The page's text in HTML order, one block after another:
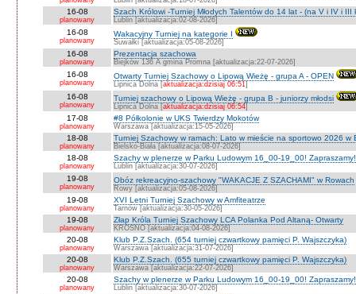
16-08
planowany
Szach Królowi -Turniej Młodych Talentów do 14 lat - (na V i IV i III
Lublin [aktualizacja:02-08-2026]
16-08
planowany
Wakacyjny Turniej na kategorie I
Suwałki [aktualizacja:05-08-2026]
16-08
planowany
Prezentacja szachowa
Biejków 136 A gmina Promna [aktualizacja:22-07-2026]
16-08
planowany
Otwarty Turniej Szachowy o Lipową Wieżę - grupa A - OPEN
Lipnica Dolna [aktualizacja:dzisiaj 06:51]
16-08
planowany
Turniej szachowy o Lipową Wieżę - grupa B - juniorzy młodsi
Lipnica Dolna [aktualizacja:dzisiaj 06:54]
17-08
planowany
#8 Półkolonie w UKS Twierdzy Mokotów
Warszawa [aktualizacja:15-05-2026]
18-08
planowany
Turniej Szachowy w ramach: Lato w mieście na sportowo 2026 w
Bielsko-Biała [aktualizacja:08-07-2026]
18-08
planowany
Szachy w plenerze w Parku Ludowym 16_00-19_00! Zapraszamy!
Lublin [aktualizacja:30-07-2026]
19-08
planowany
Obóz rekreacyjno-szachowy "WAKACJE Z SZACHAMI" w Rowach
Rowy [aktualizacja:05-08-2026]
19-08
planowany
XVI Letni Turniej Szachowy w Amfiteatrze
Tarnów [aktualizacja:30-05-2026]
19-08
planowany
Złap Króla Turniej Szachowy LCA Polanka Pod Altaną- Otwarty
KROSNO [aktualizacja:04-08-2026]
20-08
planowany
Klub P.Z.Szach. (654 turniej czwartkowy pamięci P. Wajszczyka)
Warszawa [aktualizacja:31-07-2026]
20-08
planowany
Klub P.Z.Szach. (655 turniej czwartkowy pamięci P. Wajszczyka)
Warszawa [aktualizacja:22-07-2026]
20-08
planowany
Szachy w plenerze w Parku Ludowym 16_00-19_00! Zapraszamy!
Lublin [aktualizacja:30-07-2026]